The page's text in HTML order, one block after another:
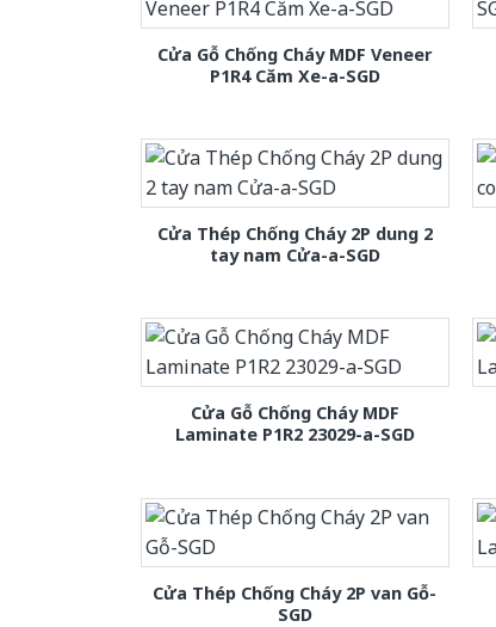
Cửa Gỗ Chống Cháy MDF Veneer
P1R4 Căm Xe-a-SGD
Cửa Thép Chống Cháy 2P dung 2
tay nam Cửa-a-SGD
Cửa Gỗ Chống Cháy MDF
Laminate P1R2 23029-a-SGD
Cửa Thép Chống Cháy 2P van Gỗ-
SGD